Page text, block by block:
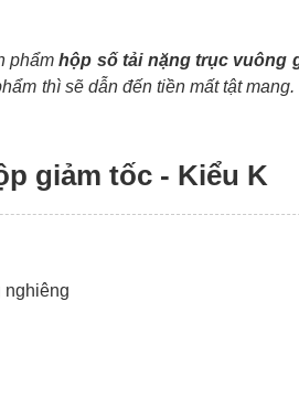
phẩmhộp số tải nặng trục vuông
thì sẽ dẫn đến tiền mất tật
giảm tốc - Kiểu K
nghiêng